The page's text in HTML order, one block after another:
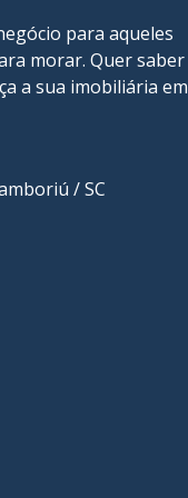
para aqueles
morar. Quer saber
a sua imobiliária em
/ SC